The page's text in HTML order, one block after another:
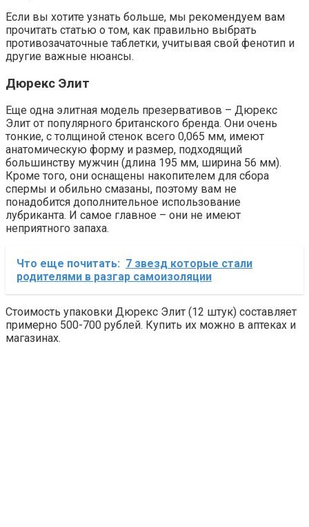
Если вы хотите узнать больше, мы рекомендуем вам
прочитать статью о том, как правильно выбрать
противозачаточные таблетки, учитывая свой фенотип и
другие важные нюансы.
Дюрекс Элит
Еще одна элитная модель презервативов – Дюрекс
Элит от популярного британского бренда. Они очень
тонкие, с толщиной стенок всего 0,065 мм, имеют
анатомическую форму и размер, подходящий
большинству мужчин (длина 195 мм, ширина 56 мм).
Кроме того, они оснащены накопителем для сбора
спермы и обильно смазаны, поэтому вам не
понадобится дополнительное использование
лубриканта. И самое главное – они не имеют
неприятного запаха.
Что еще почитать: 7 звезд которые стали
родителями в разгар самоизоляции
Стоимость упаковки Дюрекс Элит (12 штук) составляет
примерно 500-700 рублей. Купить их можно в аптеках и
магазинах.